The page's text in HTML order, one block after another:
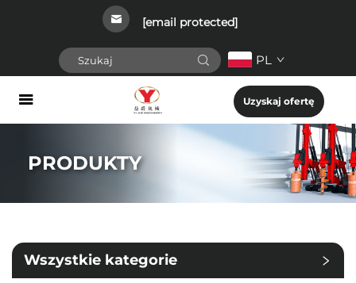
[email protected]
PL
Uzyskaj ofertę
PRODUKTY
Wszystkie kategorie